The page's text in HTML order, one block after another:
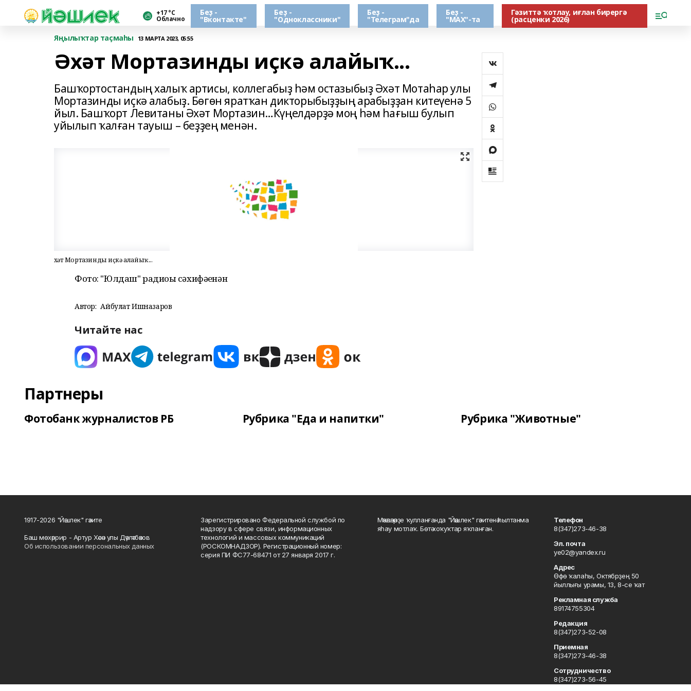
+17 °С
Облачно
Беҙ -
"Вконтакте"
Беҙ -
"Одноклассники"
Беҙ -
"Телеграм"да
Беҙ -
"МАХ"-та
Гәзиттә ҡотлау, иғлан бирергә
(расценки 2026)
Яңылыҡтар таҫмаһы
13 МАРТА 2023, 05:55
Әхәт Мортазинды иҫкә алайыҡ...
Башҡортостандың халыҡ артисы, коллегабыҙ һәм остазыбыҙ Әхәт Мотаһар улы
Мортазинды иҫкә алабыҙ. Бөгөн яратҡан дикторыбыҙҙың арабыҙҙан китеүенә 5
йыл. Башҡорт Левитаны Әхәт Мортазин…Күңелдәрҙә моң һәм һағыш булып
уйылып ҡалған тауыш – беҙҙең менән.
Әхәт Мортазинды иҫкә алайыҡ...
Фото: "Юлдаш" радиоһы сәхифәһенән
Автор: Айбулат Ишназаров
Читайте нас
Партнеры
Фотобанк журналистов РБ Рубрика "Еда и напитки" Рубрика "Животные"
1917-2026 "Йәшлек" гәзите
Баш мөхәррир - Артур Хәсән улы Дәүләтбәков
Об использовании персональных данных
Зарегистрировано Федеральной службой по
надзору в сфере связи, информационных
технологий и массовых коммуникаций
(РОСКОМНАДЗОР). Регистрационный номер:
серия ПИ ФС77-68471 от 27 января 2017 г.
Мәҡәләләрҙе ҡулланғанда "Йәшлек" гәзитенә һылтанма
яһау мотлаҡ. Бөтә хоҡуҡтар яҡланған.
Телефон
8(347)273-46-38
Эл. почта
ye02@yandex.ru
Адрес
Өфө ҡалаһы, Октябрҙең 50
йыллығы урамы, 13, 8-се ҡат
Рекламная служба
89174755304
Редакция
8(347)273-52-08
Приемная
8(347)273-46-38
Сотрудничество
8(347)273-56-45